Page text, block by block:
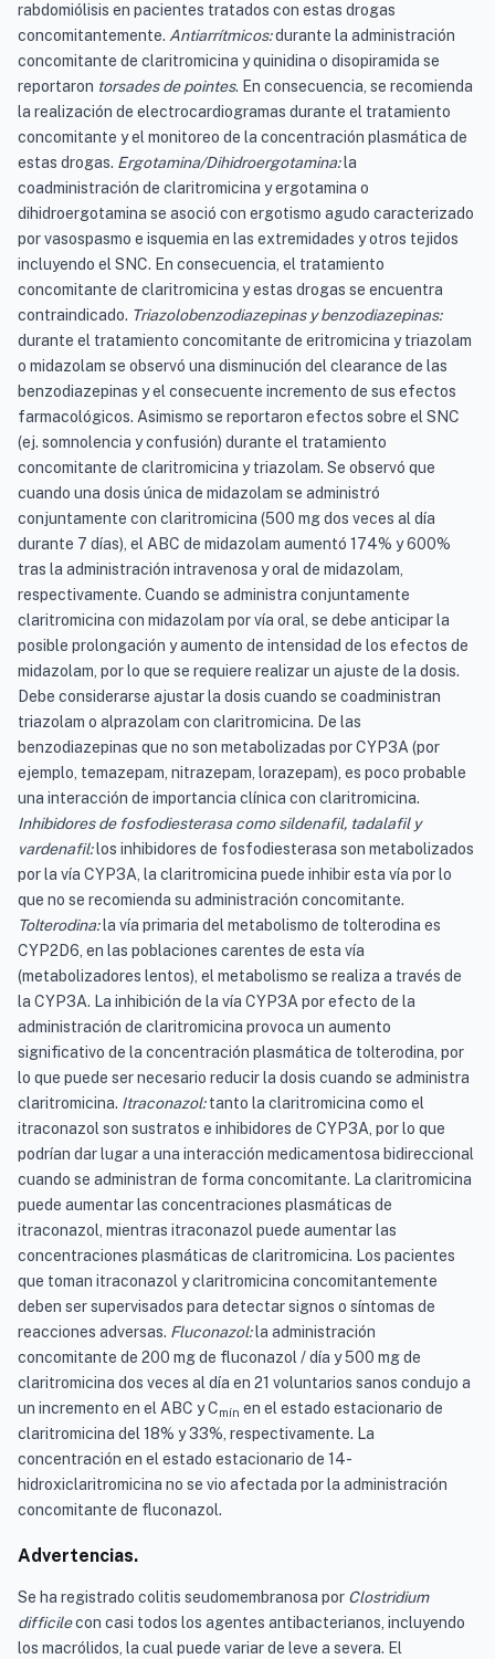
rabdomiólisis en pacientes tratados con estas drogas
concomitantemente. Antiarrítmicos:durante la administración
concomitante de claritromicina y quinidina o disopiramida se
reportaron torsades de pointes. En consecuencia, se recomienda
la realización de electrocardiogramas durante el tratamiento
concomitante y el monitoreo de la concentración plasmática de
estas drogas. Ergotamina/Dihidroergotamina:la
coadministración de claritromicina y ergotamina o
dihidroergotamina se asoció con ergotismo agudo caracterizado
por vasospasmo e isquemia en las extremidades y otros tejidos
incluyendo el SNC. En consecuencia, el tratamiento
concomitante de claritromicina y estas drogas se encuentra
contraindicado. Triazolobenzodiazepinas y benzodiazepinas:
durante el tratamiento concomitante de eritromicina y triazolam
o midazolam se observó una disminución del clearance de las
benzodiazepinas y el consecuente incremento de sus efectos
farmacológicos. Asimismo se reportaron efectos sobre el SNC
(ej. somnolencia y confusión) durante el tratamiento
concomitante de claritromicina y triazolam. Se observó que
cuando una dosis única de midazolam se administró
conjuntamente con claritromicina (500 mg dos veces al día
durante 7 días), el ABC de midazolam aumentó 174% y 600%
tras la administración intravenosa y oral de midazolam,
respectivamente. Cuando se administra conjuntamente
claritromicina con midazolam por vía oral, se debe anticipar la
posible prolongación y aumento de intensidad de los efectos de
midazolam, por lo que se requiere realizar un ajuste de la dosis.
Debe considerarse ajustar la dosis cuando se coadministran
triazolam o alprazolam con claritromicina. De las
benzodiazepinas que no son metabolizadas por CYP3A (por
ejemplo, temazepam, nitrazepam, lorazepam), es poco probable
una interacción de importancia clínica con claritromicina.
Inhibidores de fosfodiesterasa como sildenafil, tadalafil y
vardenafil:los inhibidores de fosfodiesterasa son metabolizados
por la vía CYP3A, la claritromicina puede inhibir esta vía por lo
que no se recomienda su administración concomitante.
Tolterodina:la vía primaria del metabolismo de tolterodina es
CYP2D6, en las poblaciones carentes de esta vía
(metabolizadores lentos), el metabolismo se realiza a través de
la CYP3A. La inhibición de la vía CYP3A por efecto de la
administración de claritromicina provoca un aumento
significativo de la concentración plasmática de tolterodina, por
lo que puede ser necesario reducir la dosis cuando se administra
claritromicina. Itraconazol:tanto la claritromicina como el
itraconazol son sustratos e inhibidores de CYP3A, por lo que
podrían dar lugar a una interacción medicamentosa bidireccional
cuando se administran de forma concomitante. La claritromicina
puede aumentar las concentraciones plasmáticas de
itraconazol, mientras itraconazol puede aumentar las
concentraciones plasmáticas de claritromicina. Los pacientes
que toman itraconazol y claritromicina concomitantemente
deben ser supervisados para detectar signos o síntomas de
reacciones adversas. Fluconazol:la administración
concomitante de 200 mg de fluconazol / día y 500 mg de
claritromicina dos veces al día en 21 voluntarios sanos condujo a
un incremento en el ABC y Cmín en el estado estacionario de
claritromicina del 18% y 33%, respectivamente. La
concentración en el estado estacionario de 14-
hidroxiclaritromicina no se vio afectada por la administración
concomitante de fluconazol.
Advertencias.
Se ha registrado colitis seudomembranosa por Clostridium
difficilecon casi todos los agentes antibacterianos, incluyendo
los macrólidos, la cual puede variar de leve a severa. El